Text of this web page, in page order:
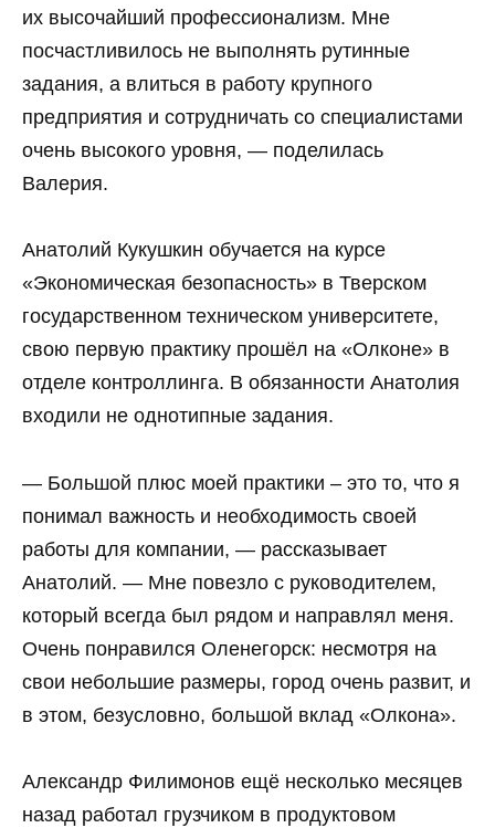
их высочайший профессионализм. Мне
посчастливилось не выполнять рутинные
задания, а влиться в работу крупного
предприятия и сотрудничать со специалистами
очень высокого уровня, — поделилась
Валерия.
Анатолий Кукушкин обучается на курсе
«Экономическая безопасность» в Тверском
государственном техническом университете,
свою первую практику прошёл на «Олконе» в
отделе контроллинга. В обязанности Анатолия
входили не однотипные задания.
— Большой плюс моей практики – это то, что я
понимал важность и необходимость своей
работы для компании, — рассказывает
Анатолий. — Мне повезло с руководителем,
который всегда был рядом и направлял меня.
Очень понравился Оленегорск: несмотря на
свои небольшие размеры, город очень развит, и
в этом, безусловно, большой вклад «Олкона».
Александр Филимонов ещё несколько месяцев
назад работал грузчиком в продуктовом